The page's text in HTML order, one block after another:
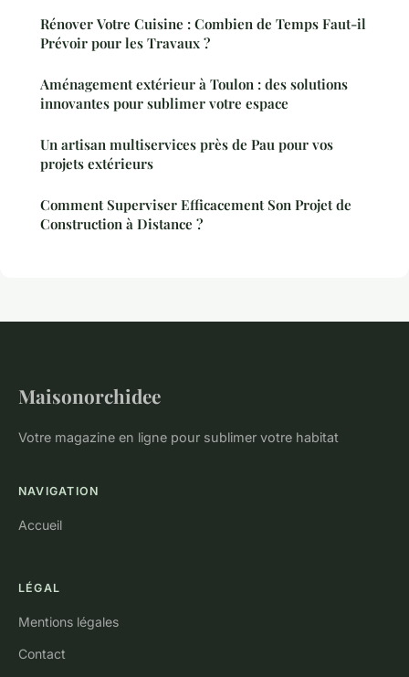
Rénover Votre Cuisine : Combien de Temps Faut-il
Prévoir pour les Travaux ?
Aménagement extérieur à Toulon : des solutions
innovantes pour sublimer votre espace
Un artisan multiservices près de Pau pour vos
projets extérieurs
Comment Superviser Efficacement Son Projet de
Construction à Distance ?
Maisonorchidee
Votre magazine en ligne pour sublimer votre habitat
NAVIGATION
Accueil
LÉGAL
Mentions légales
Contact